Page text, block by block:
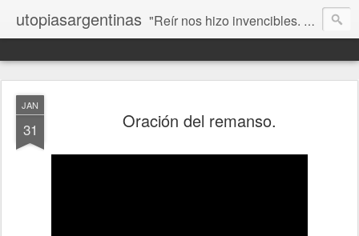
utopiasargentinas "Reír nos hizo invencibles. No como los que siempre ganan, sino como aquellos que no se rinden”. Frida Kahlo
JAN
31 Oración del remanso.